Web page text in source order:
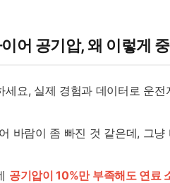
이어 공기압, 왜 이렇게
세요, 실제 경험과 데이터로 운
바람이 좀 빠진 것 같은데, 그
공기압이 10%만 부족해도 연료